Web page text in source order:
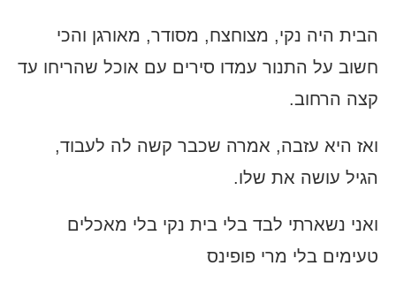
הבית היה נקי, מצוחצח, מסודר, מאורגן והכי
חשוב על התנור עמדו סירים עם אוכל שהריחו עד
קצה הרחוב.
ואז היא עזבה, אמרה שכבר קשה לה לעבוד,
הגיל עושה את שלו.
ואני נשארתי לבד בלי בית נקי בלי מאכלים
טעימים בלי מרי פופינס